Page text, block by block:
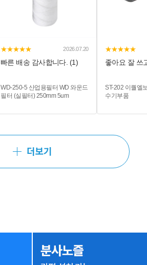
★★★★★ 2026.07.20
빠른 배송 감사합니다. (1)
WD-250-5 산업용필터 WD 와운드
필터 (실필터) 250mm 5um
★★★★★
좋아요 잘 쓰
ST-202 이퀄엘
수기부품
더보기